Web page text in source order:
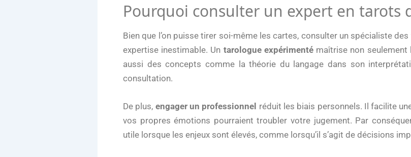
Pourquoi consulter un expert en tarots
Bien que l’on puisse tirer soi-même les cartes, consulter un spécialiste des
expertise inestimable. Un tarologue expérimentémaîtrise non seulement
aussi des concepts comme la théorie du langage dans son
consultation.
De plus, engager un professionnel réduit les biais personnels. Il facilite
vos propres émotions pourraient troubler votre jugement. Par
utile lorsque les enjeux sont élevés, comme lorsqu’il s’agit de décisions